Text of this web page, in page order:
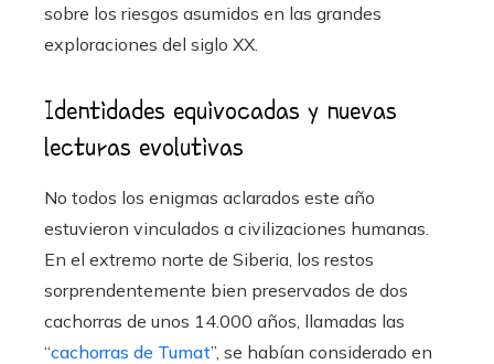
sobre los riesgos asumidos en las grandes
exploraciones del siglo XX.
Identidades equivocadas y nuevas
lecturas evolutivas
No todos los enigmas aclarados este año
estuvieron vinculados a civilizaciones humanas.
En el extremo norte de Siberia, los restos
sorprendentemente bien preservados de dos
cachorras de unos 14.000 años, llamadas las
“cachorras de Tumat”, se habían considerado en